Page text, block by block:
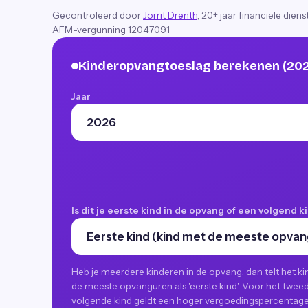
Gecontroleerd door Jorrit Drenth , 20+ jaar financiële
AFM-vergunning 12047091
Kinderopvangtoeslag berekenen
Jaar
Is dit je eerste kind in de opvang of een volgend
Heb je meerdere kinderen in de opvang, dan telt het
de meeste opvanguren als 'eerste kind'. Voor het
volgende kind geldt een hoger